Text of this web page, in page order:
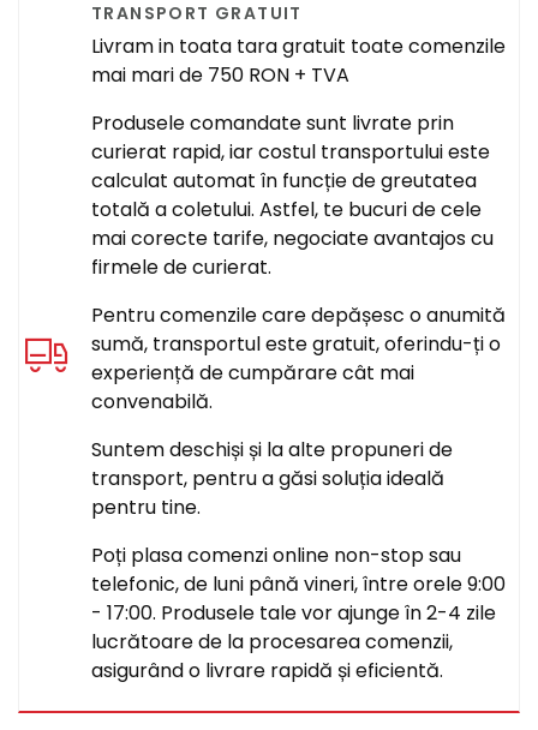
TRANSPORT GRATUIT
Livram in toata tara gratuit toate comenzile
mai mari de 750 RON + TVA
Produsele comandate sunt livrate prin
curierat rapid, iar costul transportului este
calculat automat în funcție de greutatea
totală a coletului. Astfel, te bucuri de cele
mai corecte tarife, negociate avantajos cu
firmele de curierat.
Pentru comenzile care depășesc o anumită
sumă, transportul este gratuit, oferindu-ți o
experiență de cumpărare cât mai
convenabilă.
Suntem deschiși și la alte propuneri de
transport, pentru a găsi soluția ideală
pentru tine.
Poți plasa comenzi online non-stop sau
telefonic, de luni până vineri, între orele 9:00
- 17:00. Produsele tale vor ajunge în 2-4 zile
lucrătoare de la procesarea comenzii,
asigurând o livrare rapidă și eficientă.